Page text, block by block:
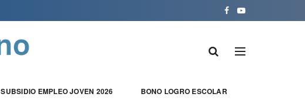
SUBSIDIO EMPLEO JOVEN 2026 BONO LOGRO ESCOLAR